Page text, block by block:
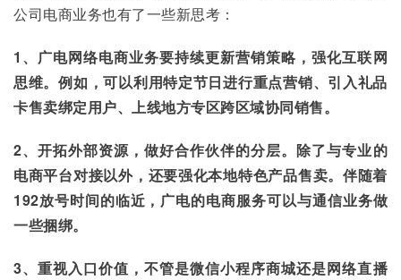
公司电商业务也有了一些新思考：
1、广电网络电商业务要持续更新营销策略，强化互联网
思维。例如，可以利用特定节日进行重点营销、引入礼品
卡售卖绑定用户、上线地方专区跨区域协同销售。
2、开拓外部资源，做好合作伙伴的分层。除了与专业的
电商平台对接以外，还要强化本地特色产品售卖。伴随着
192放号时间的临近，广电的电商服务可以与通信业务做
一些捆绑。
3、重视入口价值，不管是微信小程序商城还是网络直播